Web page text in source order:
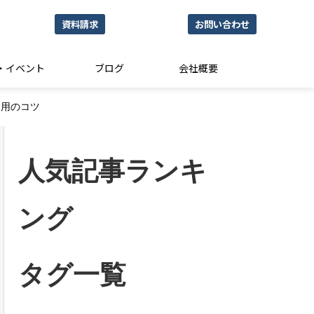
資料請求 お問い合わせ
イベント ブログ 会社概要
のコツ
人気記事ランキ
ング
タグ一覧